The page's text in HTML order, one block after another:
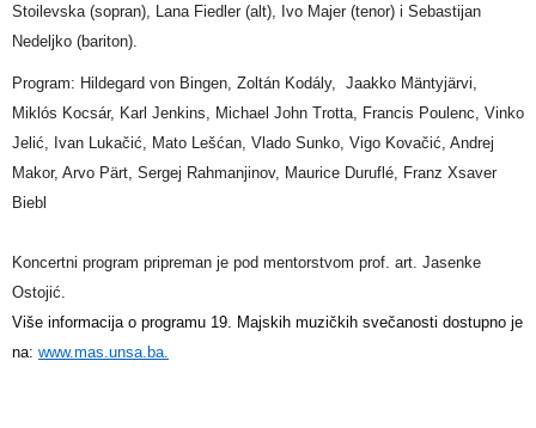
Stoilevska (sopran), Lana Fiedler (alt), Ivo Majer (tenor) i Sebastijan
Nedeljko (bariton).
Program: Hildegard von Bingen, Zoltán Kodály, Jaakko Mäntyjärvi,
Miklós Kocsár, Karl Jenkins, Michael John Trotta, Francis Poulenc, Vinko
Jelić, Ivan Lukačić, Mato Lešćan, Vlado Sunko, Vigo Kovačić, Andrej
Makor, Arvo Pärt, Sergej Rahmanjinov, Maurice Duruflé, Franz Xsaver
Biebl
Koncertni program pripreman je pod mentorstvom prof. art. Jasenke
Ostojić.
Više informacija o programu 19. Majskih muzičkih svečanosti dostupno je
na: www.mas.unsa.ba.